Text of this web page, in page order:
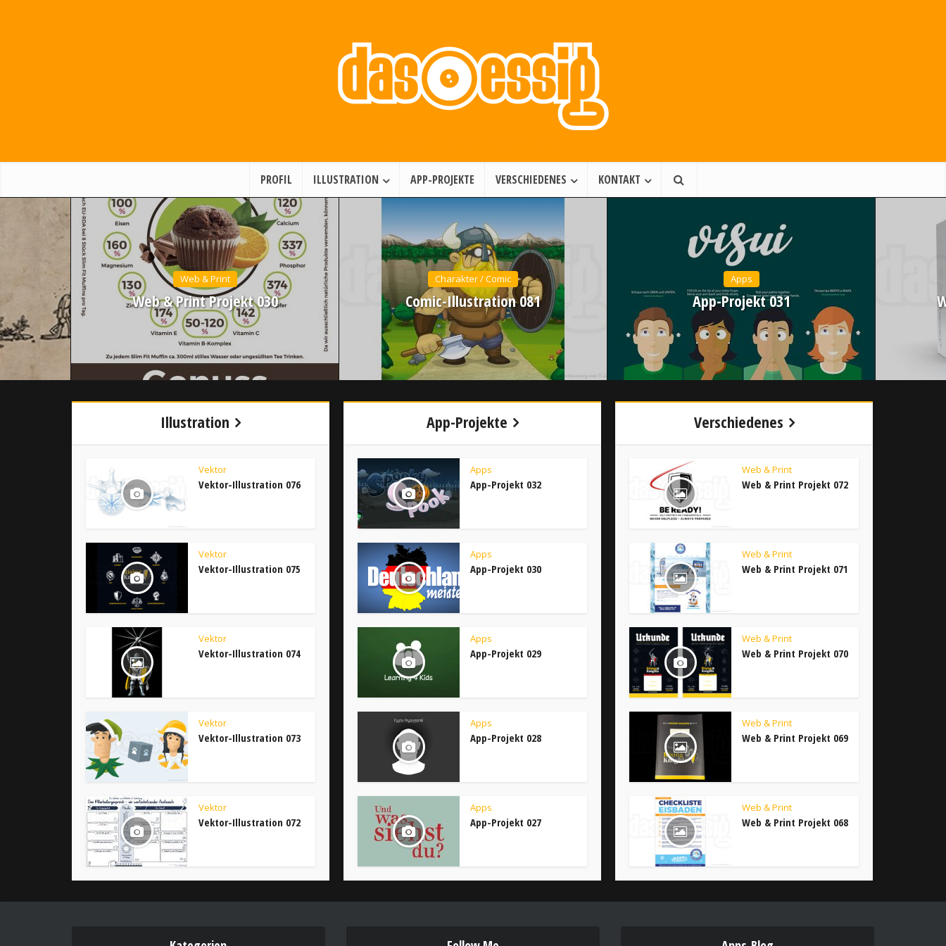
PROFIL ILLUSTRATION APP-PROJEKTE VERSCHIEDENES KONTAKT
Web & Print
Web & Print Projekt 030
Charakter / Comic
Comic-Illustration 081
Apps
App-Projekt 031
Illustration
Vektor
Vektor-Illustration 076
Vektor
Vektor-Illustration 075
Vektor
Vektor-Illustration 074
Vektor
Vektor-Illustration 073
Vektor
Vektor-Illustration 072
App-Projekte
Apps
App-Projekt 032
Apps
App-Projekt 030
Apps
App-Projekt 029
Apps
App-Projekt 028
Apps
App-Projekt 027
Verschiedenes
Web & Print
Web & Print Projekt 072
Web & Print
Web & Print Projekt 071
Web & Print
Web & Print Projekt 070
Web & Print
Web & Print Projekt 069
Web & Print
Web & Print Projekt 068